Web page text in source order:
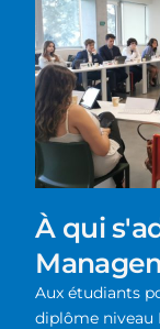
À qui
Aux étudiants
diplôme niveau